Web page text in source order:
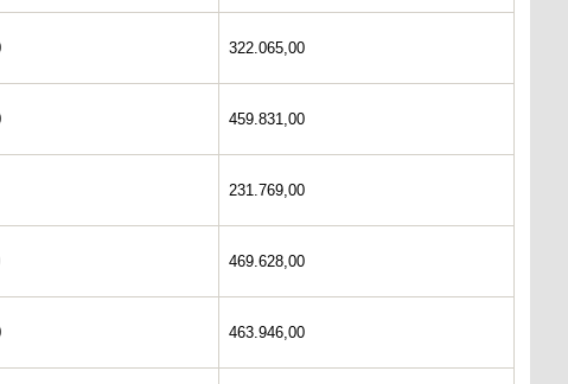
322.065,00
459.831,00
231.769,00
469.628,00
463.946,00